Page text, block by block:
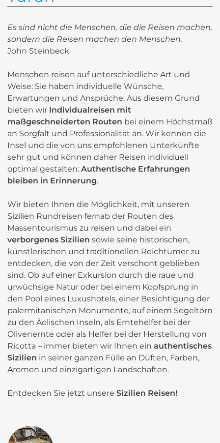
Es sind nicht die Menschen, die die Reisen machen,
sondern die Reisen machen den Menschen.
John Steinbeck
Menschen reisen auf unterschiedliche Art und
Weise: Sie haben individuelle Wünsche,
Erwartungen und Ansprüche. Aus diesem Grund
bieten wir Individualreisen mit
maßgeschneiderten Routen bei einem Höchstmaß
an Sorgfalt und Professionalität an. Wir kennen die
Insel und die von uns empfohlenen Unterkünfte
sehr gut und können daher Reisen individuell
optimal gestalten: Authentische Erfahrungen
bleiben in Erinnerung.
Wir bieten Ihnen die Möglichkeit, mit unseren
Sizilien Rundreisen fernab der Routen des
Massentourismus zu reisen und dabei ein
verborgenes Sizilien sowie seine historischen,
künstlerischen und traditionellen Reichtümer zu
entdecken, die von der Zeit verschont geblieben
sind. Ob auf einer Exkursion durch die raue und
urwüchsige Natur oder bei einem Kopfsprung in
den Pool eines Luxushotels, einer Besichtigung der
palermitanischen Monumente, auf einem Segeltörn
zu den Äolischen Inseln, als Erntehelfer bei der
Olivenernte oder als Helfer bei der Herstellung von
Ricotta – immer bieten wir Ihnen ein authentisches
Sizilien in seiner ganzen Fülle an Düften, Farben,
Aromen und einzigartigen Landschaften.
Entdecken Sie jetzt unsere Sizilien Reisen!